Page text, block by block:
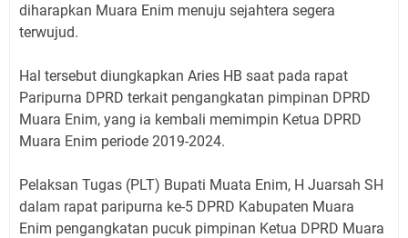
diharapkan Muara Enim menuju sejahtera segera
terwujud.
Hal tersebut diungkapkan Aries HB saat pada rapat
Paripurna DPRD terkait pengangkatan pimpinan DPRD
Muara Enim, yang ia kembali memimpin Ketua DPRD
Muara Enim periode 2019-2024.
Pelaksan Tugas (PLT) Bupati Muata Enim, H Juarsah SH
dalam rapat paripurna ke-5 DPRD Kabupaten Muara
Enim pengangkatan pucuk pimpinan Ketua DPRD Muara